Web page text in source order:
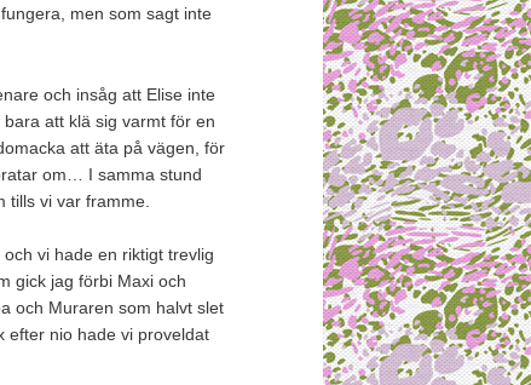
men som sagt inte
och insåg att Elise inte
att klä sig varmt för en
att äta på vägen, för
om… I samma stund
tills vi var framme.
vi hade en riktigt trevlig
gick jag förbi Maxi och
och Muraren som halvt slet
efter nio hade vi proveldat